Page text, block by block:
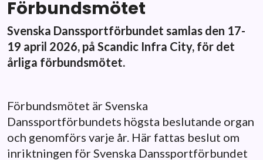
Förbundsmötet
Svenska Danssportförbundet samlas den 17-
19 april 2026, på Scandic Infra City, för det
årliga förbundsmötet.
Förbundsmötet är Svenska
Danssportförbundets högsta beslutande organ
och genomförs varje år. Här fattas beslut om
inriktningen för Svenska Danssportförbundet